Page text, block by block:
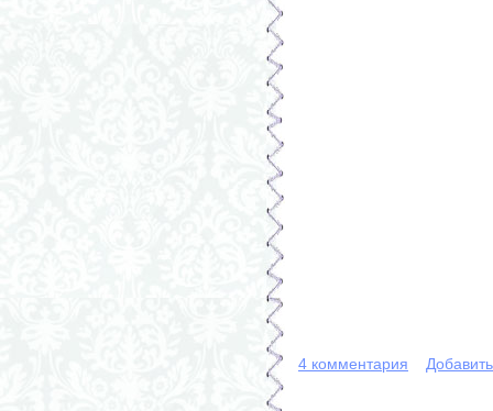
4 комментария